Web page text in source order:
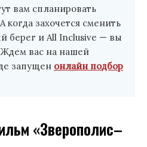
вам спланировать
когда захочется сменить
берег и All Inclusive — вы
Ждем вас на нашей
запущен онлайн подбор
«Зверополис–